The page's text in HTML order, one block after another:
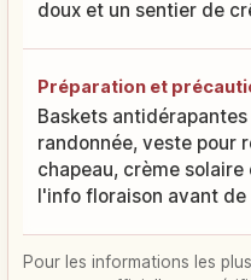
doux et un sentier de
Préparation et
Baskets
randonnée, veste pour
chapeau, crème
l'info floraison avant de
Pour les informations les